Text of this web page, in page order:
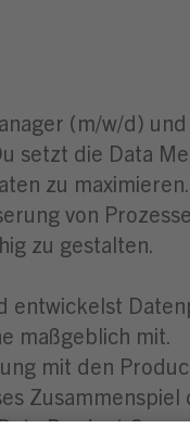
(m/w/d)
setzt die Data
zu
von
zu gestalten.
entwickelst
maßgeblich mit.
mit den
Product